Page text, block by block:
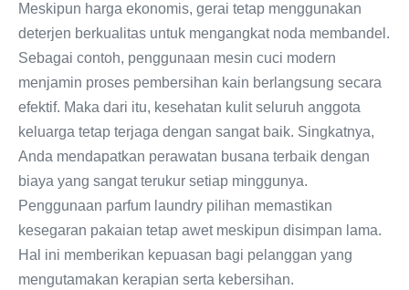
Meskipun harga ekonomis, gerai tetap menggunakan
deterjen berkualitas untuk mengangkat noda membandel.
Sebagai contoh, penggunaan mesin cuci modern
menjamin proses pembersihan kain berlangsung secara
efektif. Maka dari itu, kesehatan kulit seluruh anggota
keluarga tetap terjaga dengan sangat baik. Singkatnya,
Anda mendapatkan perawatan busana terbaik dengan
biaya yang sangat terukur setiap minggunya.
Penggunaan parfum laundry pilihan memastikan
kesegaran pakaian tetap awet meskipun disimpan lama.
Hal ini memberikan kepuasan bagi pelanggan yang
mengutamakan kerapian serta kebersihan.